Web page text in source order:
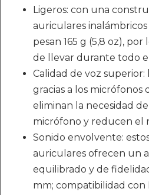
Ligeros: con una
auriculares
pesan 165 g (5,8 oz),
de llevar durante todo
Calidad de voz
gracias a los
eliminan la necesidad
micrófono y reducen el
Sonido envolvente:
auriculares ofrecen un
equilibrado y de
mm; compatibilidad con